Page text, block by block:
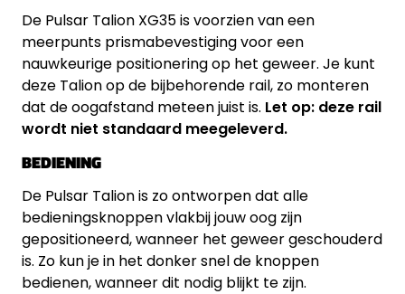
De Pulsar Talion XG35 is voorzien van een
meerpunts prismabevestiging voor een
nauwkeurige positionering op het geweer. Je kunt
deze Talion op de bijbehorende rail, zo monteren
dat de oogafstand meteen juist is. Let op: deze rail
wordt niet standaard meegeleverd.
BEDIENING
De Pulsar Talion is zo ontworpen dat alle
bedieningsknoppen vlakbij jouw oog zijn
gepositioneerd, wanneer het geweer geschouderd
is. Zo kun je in het donker snel de knoppen
bedienen, wanneer dit nodig blijkt te zijn.